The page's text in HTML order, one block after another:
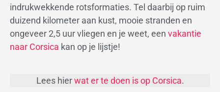
indrukwekkende rotsformaties. Tel daarbij op ruim
duizend kilometer aan kust, mooie stranden en
ongeveer 2,5 uur vliegen en je weet, een vakantie
naar Corsica kan op je lijstje!
Lees hierwat er te doen is op Corsica.